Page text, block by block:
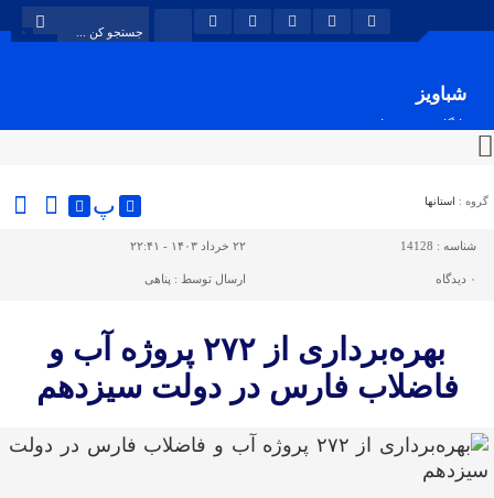
شباویز
پایگاه خبری شباویز
گروه : استانها پ
شناسه : 14128 ۲۲ خرداد ۱۴۰۳ - ۲۲:۴۱
۰ دیدگاه ارسال توسط : پناهی
بهره‌برداری از ۲۷۲ پروژه آب و
فاضلاب فارس در دولت سیزدهم